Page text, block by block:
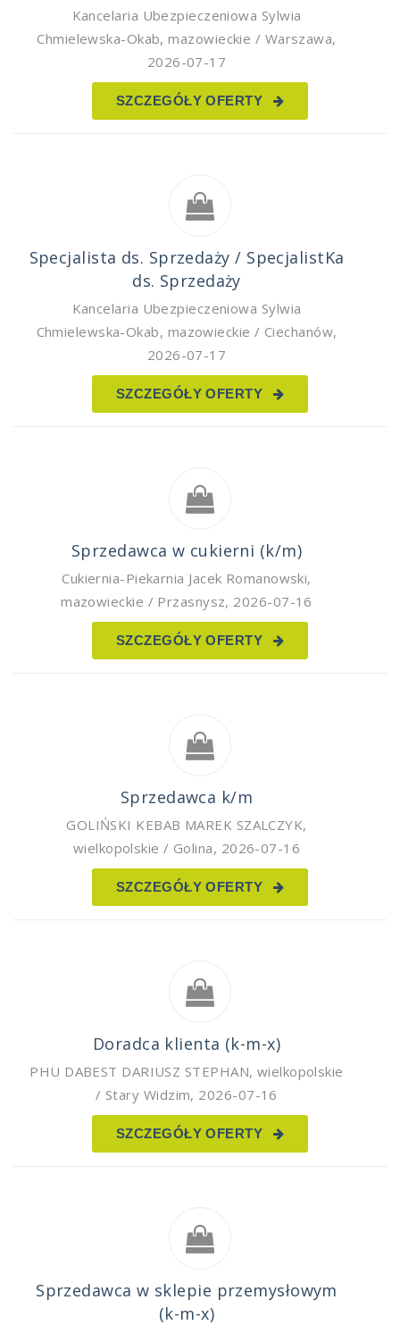
Kancelaria Ubezpieczeniowa Sylwia
Chmielewska-Okab,mazowieckie / Warszawa,
2026-07-17
SZCZEGÓŁY OFERTY
Specjalista ds. Sprzedaży / SpecjalistKa
ds. Sprzedaży
Kancelaria Ubezpieczeniowa Sylwia
Chmielewska-Okab, mazowieckie / Ciechanów,
2026-07-17
SZCZEGÓŁY OFERTY
Sprzedawca w cukierni (k/m)
Cukiernia-Piekarnia Jacek Romanowski,
mazowieckie / Przasnysz, 2026-07-16
SZCZEGÓŁY OFERTY
Sprzedawca k/m
GOLIŃSKI KEBAB MAREK SZALCZYK,
wielkopolskie / Golina, 2026-07-16
SZCZEGÓŁY OFERTY
Doradca klienta (k-m-x)
PHU DABEST DARIUSZ STEPHAN, wielkopolskie
/ Stary Widzim, 2026-07-16
SZCZEGÓŁY OFERTY
Sprzedawca w sklepie przemysłowym
(k-m-x)